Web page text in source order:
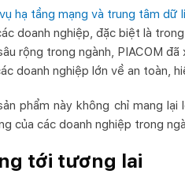
hạ tầng mạng và trung tâm dữ
doanh nghiệp, đặc biệt là
rộng trong ngành, PIACOM
doanh nghiệp lớn về an toàn,
phẩm này không chỉ mang
của các doanh nghiệp trong
tới tương lai